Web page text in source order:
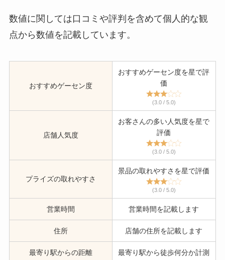
数値に関しては口コミや評判を含めて個人的な観
点から数値を記載しています。
おすすめゲーセン度
おすすめゲーセン度を星で評
価
(3.0 / 5.0)
店舗人気度
お客さんの多い人気度を星で
評価
(3.0 / 5.0)
プライズの取れやすさ
景品の取れやすさを星で評価
(3.0 / 5.0)
営業時間 営業時間を記載します
住所 店舗の住所を記載します
最寄り駅からの距離 最寄り駅から徒歩何分か計測